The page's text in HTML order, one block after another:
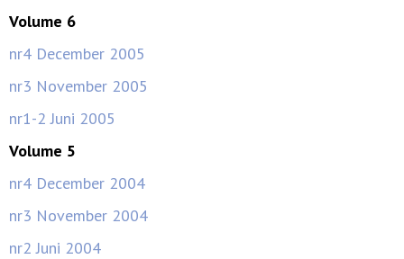
Volume 6
nr4 December 2005
nr3 November 2005
nr1-2 Juni 2005
Volume 5
nr4 December 2004
nr3 November 2004
nr2 Juni 2004